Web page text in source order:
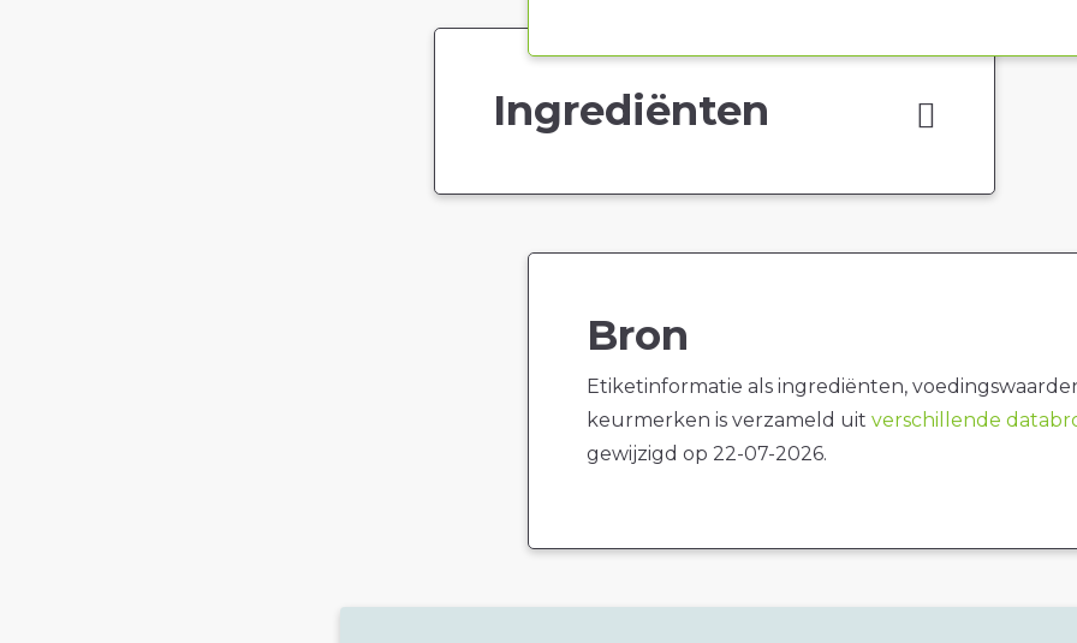
Ingrediënten
Bron
Etiketinformatie als ingrediënten,
keurmerken is verzameld uit verschillende
gewijzigd op 22-07-2026.